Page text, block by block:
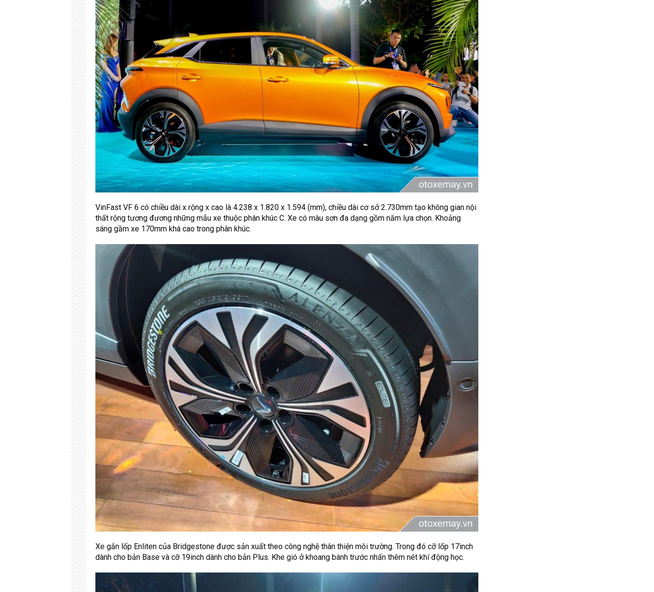
VinFast VF 6 có chiều dài x rộng x cao là 4.238 x 1.820 x 1.594 (mm), chiều dài cơ sở 2.730mm tạo không gian nội
thất rộng tương đương những mẫu xe thuộc phân khúc C. Xe có màu sơn đa dạng gồm năm lựa chọn. Khoảng
sáng gầm xe 170mm khá cao trong phân khúc.
Xe gắn lốp Enliten của Bridgestone được sản xuất theo công nghệ thân thiện môi trường. Trong đó cỡ lốp 17inch
dành cho bản Base và cỡ 19inch dành cho bản Plus. Khe gió ở khoang bánh trước nhấn thêm nét khí động học.